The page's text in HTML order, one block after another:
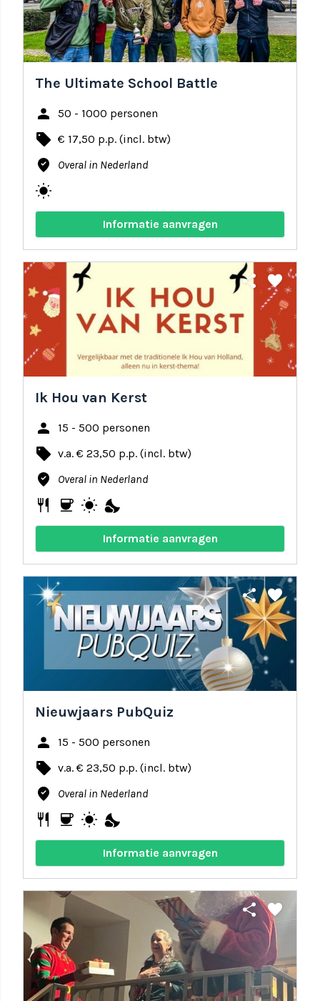
The Ultimate School Battle
person 50 - 1000 personen
local_offer € 17,50 p.p. (incl. btw)
where_to_vote Overal in Nederland
wb_sunny
Informatie aanvragen
share favorite
Ik Hou van Kerst
person 15 - 500 personen
local_offer v.a. € 23,50 p.p. (incl. btw)
where_to_vote Overal in Nederland
restaurant coffee wb_sunny nights_stay
Informatie aanvragen
share favorite
Nieuwjaars PubQuiz
person 15 - 500 personen
local_offer v.a. € 23,50 p.p. (incl. btw)
where_to_vote Overal in Nederland
restaurant coffee wb_sunny nights_stay
Informatie aanvragen
share favorite